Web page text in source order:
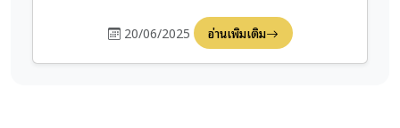
20/06/2025 อ่านเพิ่มเติม